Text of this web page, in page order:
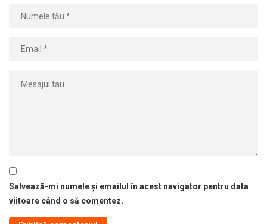
Salvează-mi numele și emailul în acest navigator pentru data
viitoare când o să comentez.